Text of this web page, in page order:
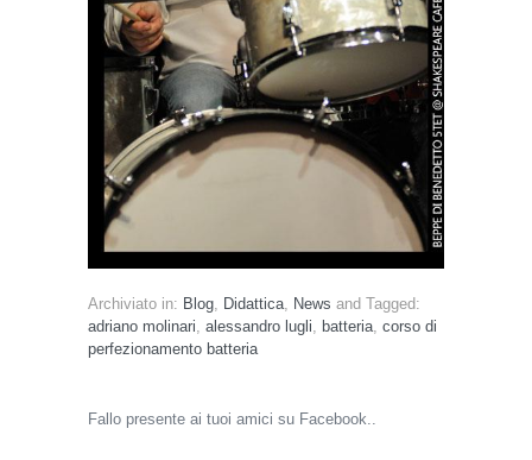
Archiviato in: Blog, Didattica, News and Tagged:
adriano molinari, alessandro lugli, batteria, corso di
perfezionamento batteria
Fallo presente ai tuoi amici su Facebook..